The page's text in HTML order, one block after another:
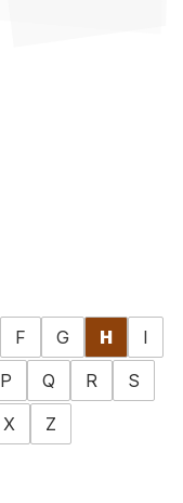
F G H
I
P Q R
S
X Z